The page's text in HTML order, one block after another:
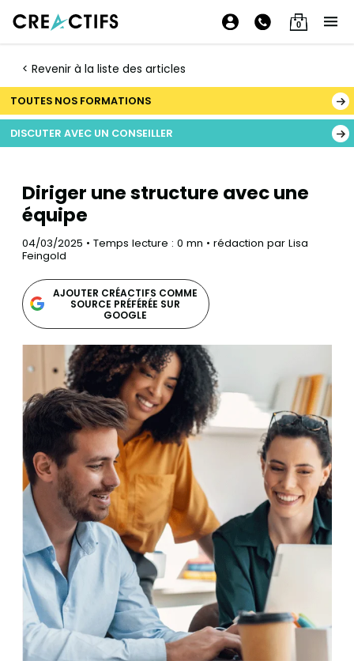
0
< Revenir à la liste des articles
TOUTES NOS FORMATIONS
DISCUTER AVEC UN CONSEILLER
Diriger une structure avec une
équipe
04/03/2025 • Temps lecture : 0 mn • rédaction par Lisa
Feingold
AJOUTER CRÉACTIFS COMME
SOURCE PRÉFÉRÉE SUR
GOOGLE